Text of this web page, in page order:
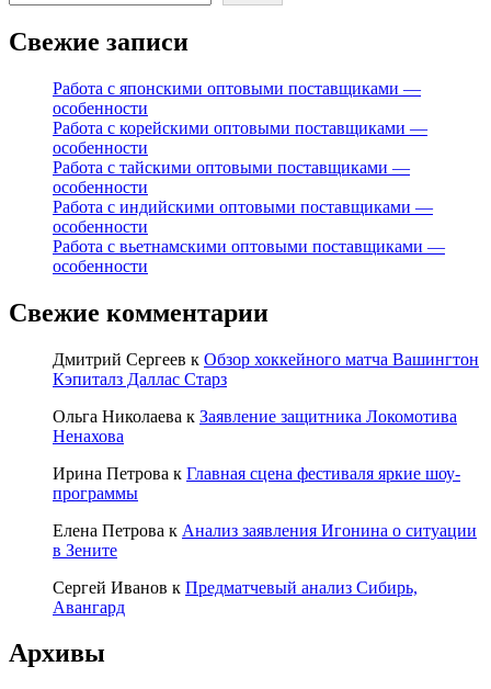
Свежие записи
Работа с японскими оптовыми поставщиками —
особенности
Работа с корейскими оптовыми поставщиками —
особенности
Работа с тайскими оптовыми поставщиками —
особенности
Работа с индийскими оптовыми поставщиками —
особенности
Работа с вьетнамскими оптовыми поставщиками —
особенности
Свежие комментарии
Дмитрий Сергеев к Обзор хоккейного матча Вашингтон
Кэпиталз Даллас Старз
Ольга Николаева к Заявление защитника Локомотива
Ненахова
Ирина Петрова к Главная сцена фестиваля яркие шоу-
программы
Елена Петрова к Анализ заявления Игонина о ситуации
в Зените
Сергей Иванов к Предматчевый анализ Сибирь,
Авангард
Архивы